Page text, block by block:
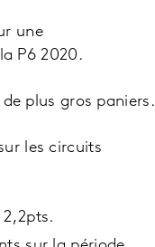
une
P6 2020.
plus gros paniers.
les circuits